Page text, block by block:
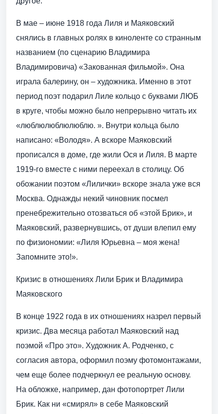
В мае – июне 1918 года Лиля и Маяковский
снялись в главных ролях в киноленте со странным
названием (по сценарию Владимира
Владимировича) «Закованная фильмой». Она
играла балерину, он – художника. Именно в этот
период поэт подарил Лиле кольцо с буквами ЛЮБ
в круге, чтобы можно было непрерывно читать их
«люблюлюблюлюблю. ». Внутри кольца было
написано: «Володя». А вскоре Маяковский
прописался в доме, где жили Ося и Лиля. В марте
1919-го вместе с ними переехал в столицу. Об
обожании поэтом «Лилички» вскоре знала уже вся
Москва. Однажды некий чиновник посмел
пренебрежительно отозваться об «этой Брик», и
Маяковский, развернувшись, от души влепил ему
по физиономии: «Лиля Юрьевна – моя жена!
Запомните это!».
Кризис в отношениях Лили Брик и Владимира
Маяковского
В конце 1922 года в их отношениях назрел первый
кризис. Два месяца работал Маяковский над
поэмой «Про это». Художник А. Родченко, с
согласия автора, оформил поэму фотомонтажами,
чем еще более подчеркнул ее реальную основу.
На обложке, например, дан фотопортрет Лили
Брик. Как ни «смирял» в себе Маяковский